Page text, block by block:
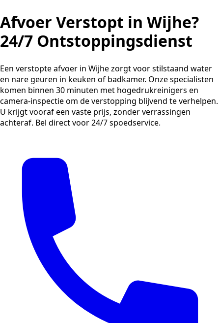
Afvoer Verstopt in Wijhe?
24/7 Ontstoppingsdienst
Een verstopte afvoer in Wijhe zorgt voor stilstaand water
en nare geuren in keuken of badkamer. Onze specialisten
komen binnen 30 minuten met hogedrukreinigers en
camera-inspectie om de verstopping blijvend te verhelpen.
U krijgt vooraf een vaste prijs, zonder verrassingen
achteraf. Bel direct voor 24/7 spoedservice.